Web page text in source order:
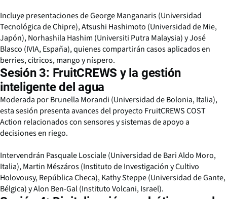
Incluye presentaciones de George Manganaris (Universidad
Tecnológica de Chipre), Atsushi Hashimoto (Universidad de Mie,
Japón), Norhashila Hashim (Universiti Putra Malaysia) y José
Blasco (IVIA, España), quienes compartirán casos aplicados en
berries, cítricos, mango y níspero.
Sesión 3: FruitCREWS y la gestión
inteligente del agua
Moderada por Brunella Morandi (Universidad de Bolonia, Italia),
esta sesión presenta avances del proyecto FruitCREWS COST
Action relacionados con sensores y sistemas de apoyo a
decisiones en riego.
Intervendrán Pasquale Losciale (Universidad de Bari Aldo Moro,
Italia), Martin Mészáros (Instituto de Investigación y Cultivo
Holovousy, República Checa), Kathy Steppe (Universidad de Gante,
Bélgica) y Alon Ben-Gal (Instituto Volcani, Israel).